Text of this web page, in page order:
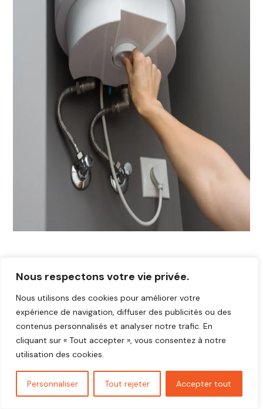
Nous respectons votre vie privée.
Nous utilisons des cookies pour améliorer votre
expérience de navigation, diffuser des publicités ou des
contenus personnalisés et analyser notre trafic. En
cliquant sur « Tout accepter », vous consentez à notre
utilisation des cookies.
Personnaliser Tout rejeter Accepter tout